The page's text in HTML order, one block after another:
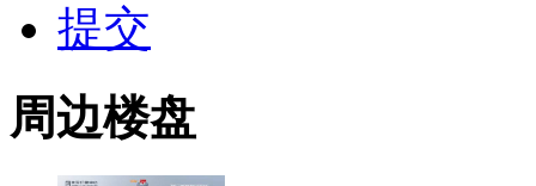
提交
周边楼盘